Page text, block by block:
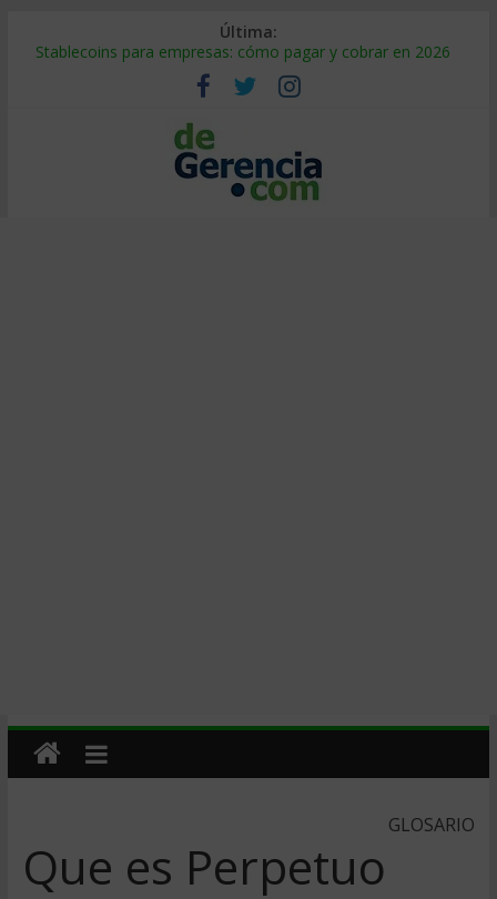
Última:
Stablecoins para empresas: cómo pagar y cobrar en 2026
Despido silencioso: qué es y por qué sale tan caro
IA en selección de personal: cómo auditarla a tiempo
Trabajo forzoso en la cadena de suministro: qué hacer
Mercado hispano de EE. UU.: cómo segmentarlo y venderle
GLOSARIO
Que es Perpetuo